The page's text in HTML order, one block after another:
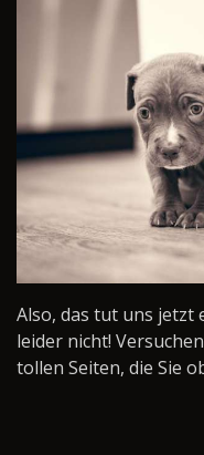
Also, das tut uns jetzt
leider nicht!
tollen Seiten, die Sie